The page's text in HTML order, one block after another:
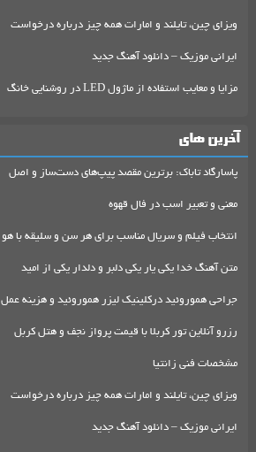
ویزای چین، تایلند و امارات همه چیز درباره درخواست
ایرانی موزیک – دانلود آهنگ جدید
مزایا و معایب استفاده از ماژول LED در روشنایی خانگ
آخرین های
پاسارگاد تاباک: برترین مقصد پیپ‌های دست‌ساز و اصل
معنی و تعبیر اسب در فال قهوه
انتخاب فیلم و سریال مناسب برای هر سن و سلیقه با هو
متن آهنگ خدا یکی یار یکی دلبر و دلدار یکی از امید
جراحی هموروئید درکلینیک لیزر هموروئید و هزینه عمل
رزرو آنلاین تور کربلا با قیمت پرواز نجف و هتل کربل
مشخصات فنی زانتیا
ویزای چین، تایلند و امارات همه چیز درباره درخواست
ایرانی موزیک – دانلود آهنگ جدید